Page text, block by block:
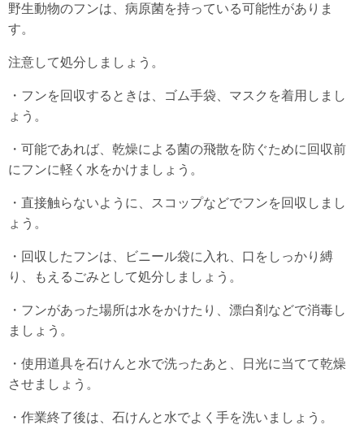
野生動物のフンは、病原菌を持っている可能性がありま
す。
注意して処分しましょう。
・フンを回収するときは、ゴム手袋、マスクを着用しまし
ょう。
・可能であれば、乾燥による菌の飛散を防ぐために回収前
にフンに軽く水をかけましょう。
・直接触らないように、スコップなどでフンを回収しまし
ょう。
・回収したフンは、ビニール袋に入れ、口をしっかり縛
り、もえるごみとして処分しましょう。
・フンがあった場所は水をかけたり、漂白剤などで消毒し
ましょう。
・使用道具を石けんと水で洗ったあと、日光に当てて乾燥
させましょう。
・作業終了後は、石けんと水でよく手を洗いましょう。